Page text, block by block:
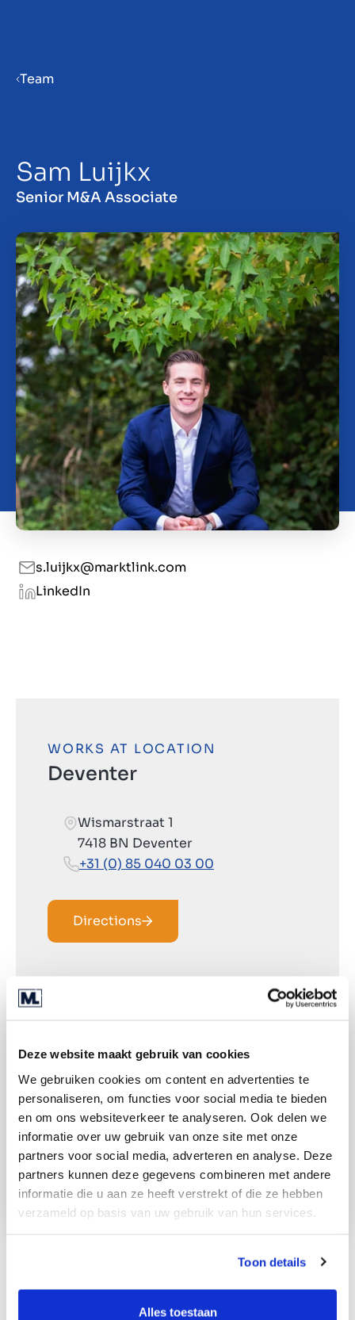
Deze website maakt gebruik van cookies
We gebruiken cookies om content en advertenties te
personaliseren, om functies voor social media te bieden
en om ons websiteverkeer te analyseren. Ook delen we
informatie over uw gebruik van onze site met onze
partners voor social media, adverteren en analyse. Deze
partners kunnen deze gegevens combineren met andere
informatie die u aan ze heeft verstrekt of die ze hebben
verzameld op basis van uw gebruik van hun services.
Toon details
Alles toestaan
Prodaja podjetja
Vpogledi
About us
Contact
SL
Team
Sam Luijkx
Senior M&A Associate
s.luijkx@marktlink.com
LinkedIn
WORKS AT LOCATION
Deventer
Wismarstraat 1
7418 BN Deventer
+31 (0) 85 040 03 00
Directions
Other colleagues